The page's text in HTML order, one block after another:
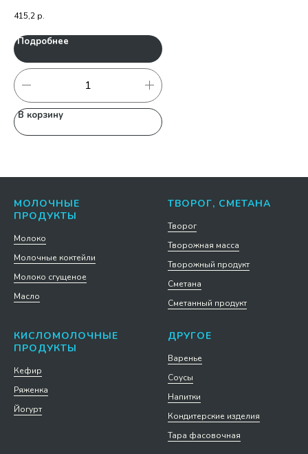
415,2 р.
Подробнее
В корзину
МОЛОЧНЫЕ
ПРОДУКТЫ
Молоко
Молочные коктейли
Молоко сгущеное
Масло
ТВОРОГ, СМЕТАНА
Творог
Творожная масса
Творожный продукт
Сметана
Сметанный продукт
КИСЛОМОЛОЧНЫЕ
ПРОДУКТЫ
Кефир
Ряженка
Йогурт
ДРУГОЕ
Варенье
Соусы
Напитки
Кондитерские изделия
Тара фасовочная